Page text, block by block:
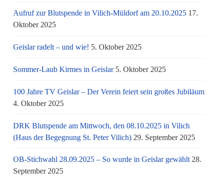
Aufruf zur Blutspende in Vilich-Müldorf am 20.10.2025 17.
Oktober 2025
Geislar radelt – und wie! 5. Oktober 2025
Sommer-Laub Kirmes in Geislar 5. Oktober 2025
100 Jahre TV Geislar – Der Verein feiert sein großes Jubiläum
4. Oktober 2025
DRK Blutspende am Mittwoch, den 08.10.2025 in Vilich
(Haus der Begegnung St. Peter Vilich) 29. September 2025
OB-Stichwahl 28.09.2025 – So wurde in Geislar gewählt 28.
September 2025